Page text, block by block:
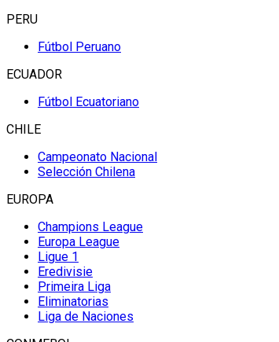
PERU
Fútbol Peruano
ECUADOR
Fútbol Ecuatoriano
CHILE
Campeonato Nacional
Selección Chilena
EUROPA
Champions League
Europa League
Ligue 1
Eredivisie
Primeira Liga
Eliminatorias
Liga de Naciones